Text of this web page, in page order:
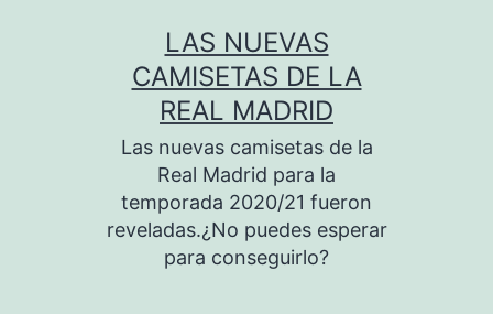
LAS NUEVAS
CAMISETAS DE LA
REAL MADRID
Las nuevas camisetas de la
Real Madrid para la
temporada 2020/21 fueron
reveladas.¿No puedes esperar
para conseguirlo?